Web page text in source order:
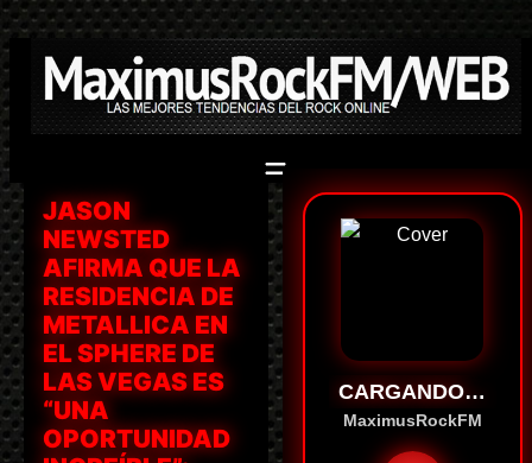
Saltar
al
contenido
JASON
NEWSTED
AFIRMA QUE LA
RESIDENCIA DE
METALLICA EN
EL SPHERE DE
LAS VEGAS ES
“UNA
OPORTUNIDAD
CARGANDO…
MaximusRockFM